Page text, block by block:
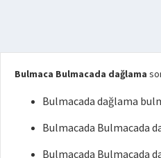
Bulmaca Bulmacada dağlama
Bulmacada dağlama
Bulmacada Bulmacada
Bulmacada Bulmacada